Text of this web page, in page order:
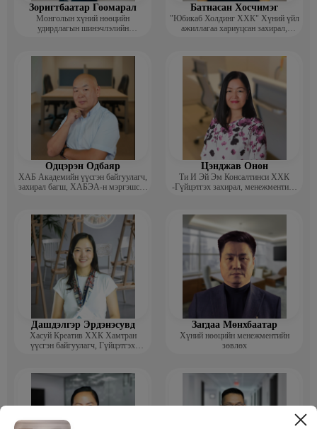
Зоригтбаатар Гоомарал
Монголын хүний нөөцийн
удирдлагын шинэчлэлийн
Батнасан Хосчимэг
"Юбикаб Холдинг ХХК" Хүний үйл
ажиллагаа хариуцсан захирал,
Одцэрэн Одбаяр
ХАБ Академийн үүсгэн байгуулагч,
захирал багш, ХАБЭА-н мэргэшсэн
Цэнджав Онон
Ти И Эй Эм Консалтинси ХХК
-Гүйцэтгэх захирал, менежментийн
Дашдэлгэр Эрдэнэсувд
Хасуй Креатив ХХК Хамтран
үүсгэн байгуулагч, Гүйцэтгэх
Загдаа Мөнхбаатар
Хүний нөөцийн менежментийн
зөвлөх